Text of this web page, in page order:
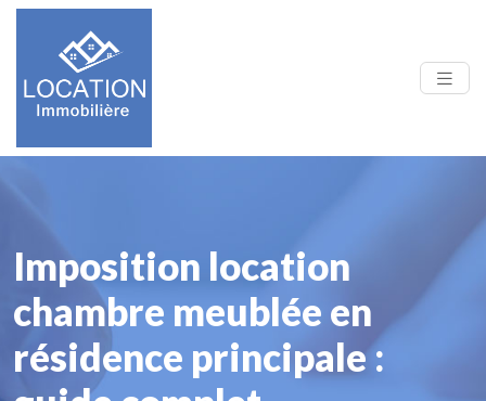
Imposition location
chambre meublée en
résidence principale :